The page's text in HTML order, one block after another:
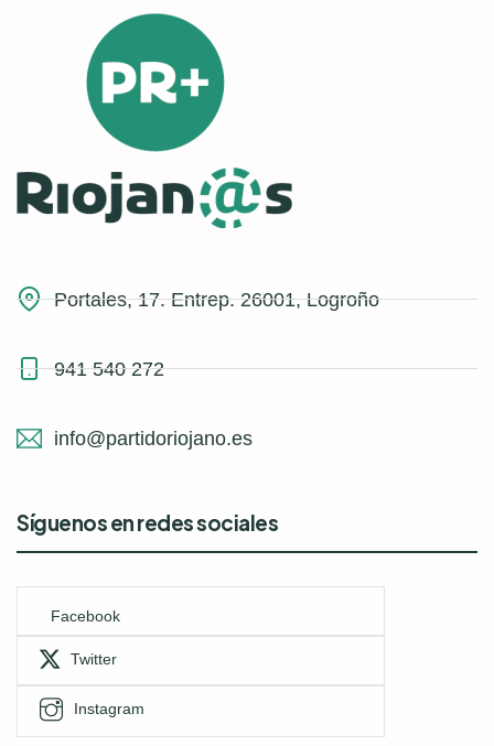
Portales, 17. Entrep. 26001, Logroño
941 540 272
info@partidoriojano.es
Síguenos en redes sociales
Facebook
Twitter
Instagram